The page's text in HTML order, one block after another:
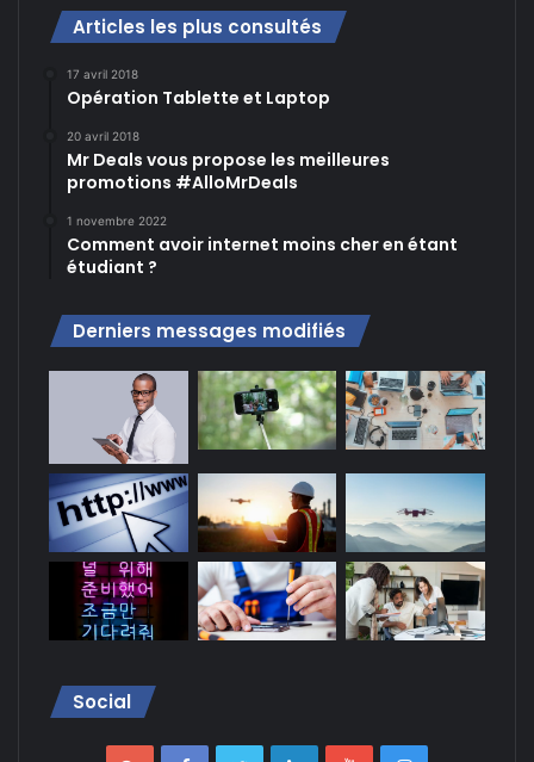
Articles les plus consultés
17 avril 2018
Opération Tablette et Laptop
20 avril 2018
Mr Deals vous propose les meilleures
promotions #AlloMrDeals
1 novembre 2022
Comment avoir internet moins cher en étant
étudiant ?
Derniers messages modifiés
Social